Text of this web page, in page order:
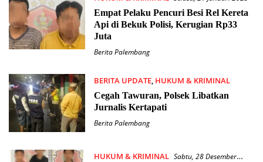
Empat Pelaku Pencuri Besi Rel Kereta
Api di Bekuk Polisi, Kerugian Rp33
Juta
Berita Palembang
BERITA UPDATE, HUKUM & KRIMINAL
Minggu, 19 Januari 2025
Cegah Tawuran, Polsek Libatkan
Jurnalis Kertapati
Berita Palembang
HUKUM & KRIMINAL Sabtu, 28 Desember